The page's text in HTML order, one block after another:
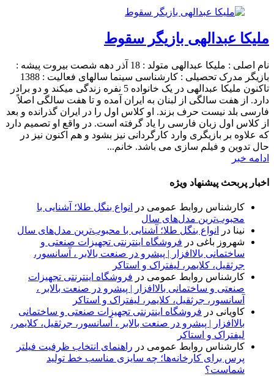
ملیکا عبدالهی بازیگر سقوط
نام اصلی : ملیکا عبدالهی متولد : 18 آذر دهه شصت بیروت پیشه :
بازیگر مدرک تحصیلی : کارشناسی سینما سالهای فعالیت : 1388
تاکنون ملیکا عبدالهی در یک خانواده 5 نفره زندگی میکند و دو برادر
دارد. از هفت سالگی از لبنان به ایران آمده و تا هفت سالگی اصلاً
فارسی بلد نیست حرف بزند. او کلاس اول را در ایران گذرانده و بعد
از کلاس اول زبان فارسی را یاد گرفته است. در واقع او تصمیم دارد
که علاوه بر بازیگری وارد کارگردانی نیز بشود و هم اکنون نیز در
حال تدوین و فیلم سازی می باشد. خانم...
ادامه خبر
اخبار پربحث پیشنهاد ویژه
کارشناس روابط عمومی در
انواع بنگل طلا؛ آشنایی با
محبوب‌ترین مدل‌های سال
نینا در
انواع بنگل طلا؛ آشنایی با محبوب‌ترین مدل‌های سال
شهروز باغی در فروشگاه اینترنتی تجهیزات صنعتی و
ساختمانی بالاافزار | پیشرو در صنعت بالابر ، آسانسور،
جرثقیل، کلایمر، لیفتراک و استاکر
کارشناس روابط عمومی در فروشگاه اینترنتی تجهیزات
صنعتی و ساختمانی بالاافزار | پیشرو در صنعت بالابر ،
آسانسور، جرثقیل، کلایمر، لیفتراک و استاکر
کاویانی در فروشگاه اینترنتی تجهیزات صنعتی و ساختمانی
بالاافزار | پیشرو در صنعت بالابر ، آسانسور، جرثقیل، کلایمر،
لیفتراک و استاکر
کارشناس روابط عمومی در راهنمای انتخاب ظرفیت فیلتر
پرس برای کارخانه‌ها؛ چه سایزی مناسب خط تولید
شماست؟